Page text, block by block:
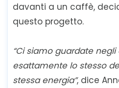
davanti a un caffè,
questo progetto.
“Ci siamo guardate
esattamente lo stesso
stessa energia”, dice